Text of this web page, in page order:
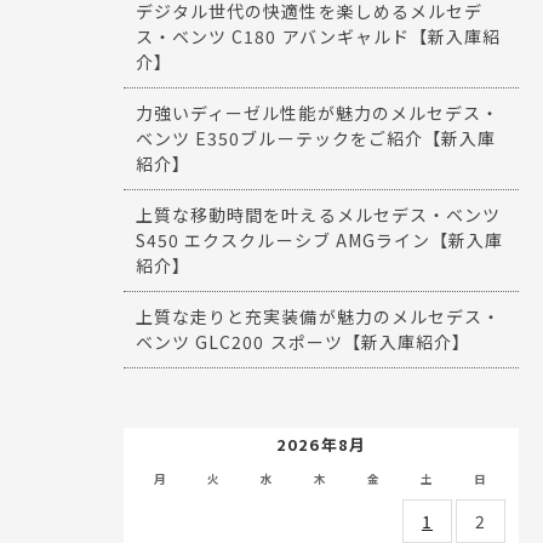
デジタル世代の快適性を楽しめるメルセデ
ス・ベンツ C180 アバンギャルド【新入庫紹
介】
力強いディーゼル性能が魅力のメルセデス・
ベンツ E350ブルーテックをご紹介【新入庫
紹介】
上質な移動時間を叶えるメルセデス・ベンツ
S450 エクスクルーシブ AMGライン【新入庫
紹介】
上質な走りと充実装備が魅力のメルセデス・
ベンツ GLC200 スポーツ【新入庫紹介】
2026年8月
月 火 水 木 金 土 日
1
2